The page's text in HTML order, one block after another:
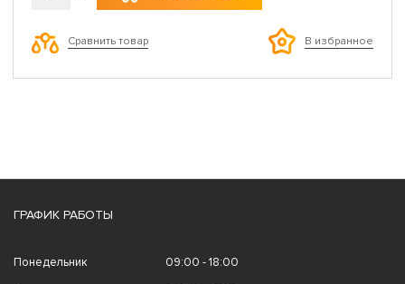
Сравнить товар В избранное
ГРАФИК РАБОТЫ
Понедельник 09:00 - 18:00